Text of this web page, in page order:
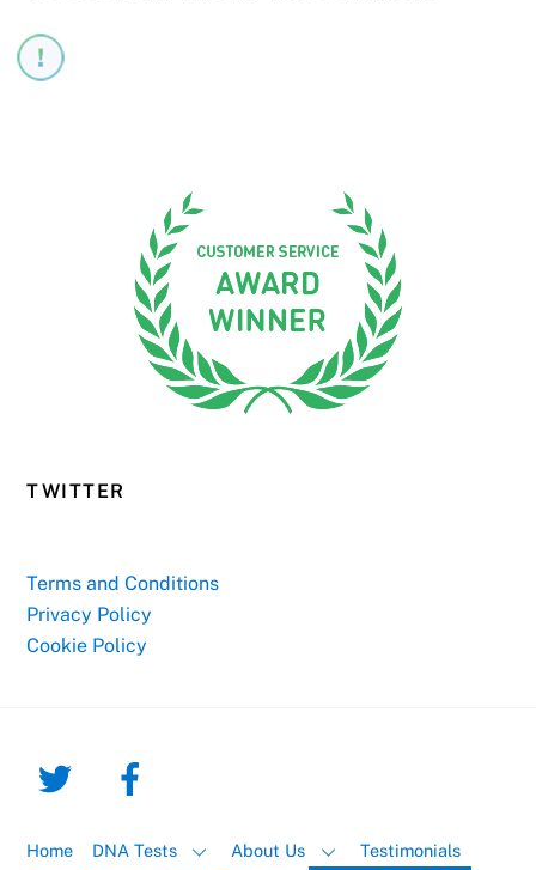
TWITTER
Terms and Conditions
Privacy Policy
Cookie Policy
Home DNA Tests About Us
Testimonials